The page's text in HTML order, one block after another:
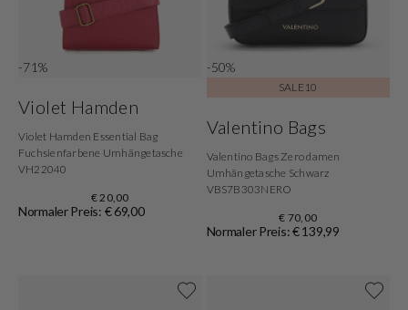
-71%
Violet Hamden
Violet Hamden Essential Bag
Fuchsienfarbene Umhängetasche
VH22040
€ 20,00
Normaler Preis: € 69,00
-50%
SALE10
Valentino Bags
Valentino Bags Zero damen
Umhängetasche Schwarz
VBS7B303NERO
€ 70,00
Normaler Preis: € 139,99